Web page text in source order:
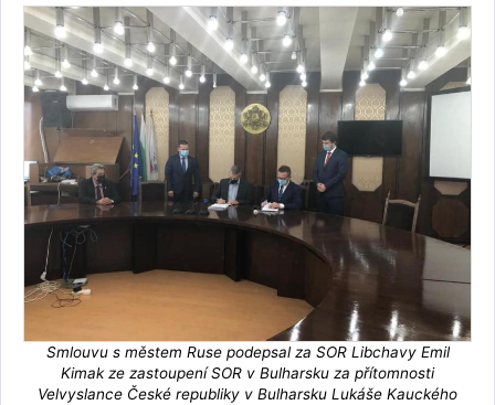
Smlouvu s městem Ruse podepsal za SOR Libchavy Emil
Kimak ze zastoupení SOR v Bulharsku za přítomnosti
Velvyslance České republiky v Bulharsku Lukáše Kauckého